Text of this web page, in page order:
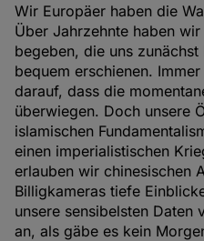
Wir Europäer haben die
Über Jahrzehnte haben
begeben, die uns
bequem erschienen.
darauf, dass die
überwiegen. Doch unsere
islamischen
einen imperialistischen
erlauben wir chinesischen
Billigkameras tiefe
unsere sensibelsten Daten
an, als gäbe es kein